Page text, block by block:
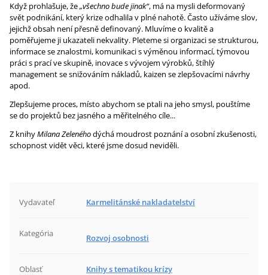
Když prohlašuje, že„všechno bude jinak“, má na mysli deformovaný
svět podnikání, který krize odhalila v plné nahotě. Často užíváme slov,
jejichž obsah není přesně definovaný. Mluvíme o kvalitě a
poměřujeme ji ukazateli nekvality. Pleteme si organizaci se strukturou,
informace se znalostmi, komunikaci s výměnou informací, týmovou
práci s prací ve skupině, inovace s vývojem výrobků, štíhlý
management se snižováním nákladů, kaizen se zlepšovacími návrhy
apod.
Zlepšujeme proces, místo abychom se ptali na jeho smysl, pouštíme
se do projektů bez jasného a měřitelného cíle...
Z knihyMilana Zelenéhodýchá moudrost poznání a osobní zkušenosti,
schopnost vidět věci, které jsme dosud neviděli.
Vydavateľ Karmelitánské nakladatelství
Kategória Rozvoj osobnosti
Oblasť Knihy s tematikou krízy